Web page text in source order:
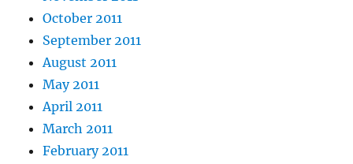
October 2011
September 2011
August 2011
May 2011
April 2011
March 2011
February 2011